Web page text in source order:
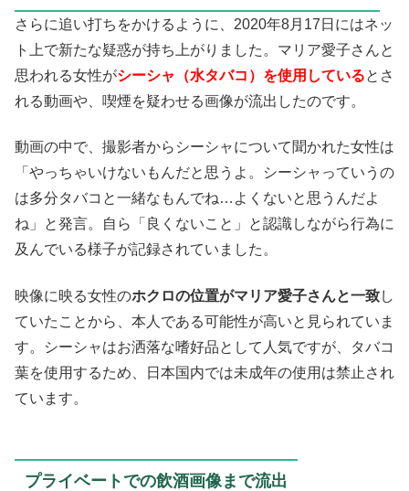
さらに追い打ちをかけるように、2020年8月17日にはネッ
ト上で新たな疑惑が持ち上がりました。マリア愛子さんと
思われる女性がシーシャ（水タバコ）を使用しているとさ
れる動画や、喫煙を疑わせる画像が流出したのです。
動画の中で、撮影者からシーシャについて聞かれた女性は
「やっちゃいけないもんだと思うよ。シーシャっていうの
は多分タバコと一緒なもんでね…よくないと思うんだよ
ね」と発言。自ら「良くないこと」と認識しながら行為に
及んでいる様子が記録されていました。
映像に映る女性のホクロの位置がマリア愛子さんと一致し
ていたことから、本人である可能性が高いと見られていま
す。シーシャはお洒落な嗜好品として人気ですが、タバコ
葉を使用するため、日本国内では未成年の使用は禁止され
ています。
プライベートでの飲酒画像まで流出